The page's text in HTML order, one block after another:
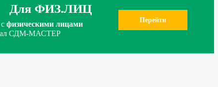
Для ФИЗ.ЛИЦ
сфизическими лицами
СДМ-МАСТЕР
Перейти